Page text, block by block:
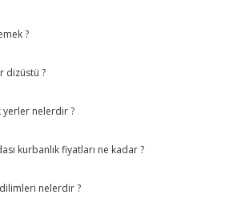
?
dizüstü ?
yerler nelerdir ?
kurbanlık fiyatları ne kadar ?
nelerdir ?